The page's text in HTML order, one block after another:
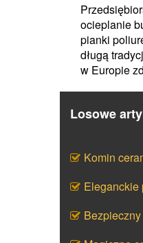
ocieplanie
pianki
długą
w Europie
Losowe
Komin
Eleganckie